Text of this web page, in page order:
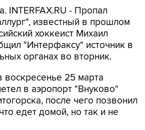
INTERFAX.RU - Пропал
известный в прошлом
хоккеист Михаил
"Интерфаксу" источник в
органах во вторник.
воскресенье 25 марта
в аэропорт "Внуково"
после чего позвонил
едет домой, но так и не